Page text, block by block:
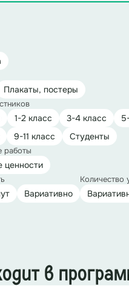
Плакаты, постеры
1-2 класс 3-4 класс
9-11 класс Студенты
работы
ценности
Вариативно
Количество
в